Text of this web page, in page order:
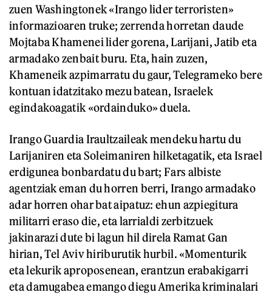
zuen Washingtonek «Irango lider terroristen»
informazioaren truke; zerrenda horretan daude
Mojtaba Khamenei lider gorena, Larijani, Jatib eta
armadako zenbait buru. Eta, hain zuzen,
Khameneik azpimarratu du gaur, Telegrameko bere
kontuan idatzitako mezu batean, Israelek
egindakoagatik «ordainduko» duela.
Irango Guardia Iraultzaileak mendeku hartu du
Larijaniren eta Soleimaniren hilketagatik, eta Israel
erdigunea bonbardatu du bart; Fars albiste
agentziak eman du horren berri, Irango armadako
adar horren ohar bat aipatuz: ehun azpiegitura
militarri eraso die, eta larrialdi zerbitzuek
jakinarazi dute bi lagun hil direla Ramat Gan
hirian, Tel Aviv hiriburutik hurbil. «Momenturik
eta lekurik aproposenean, erantzun erabakigarri
eta damugabea emango diegu Amerika kriminalari